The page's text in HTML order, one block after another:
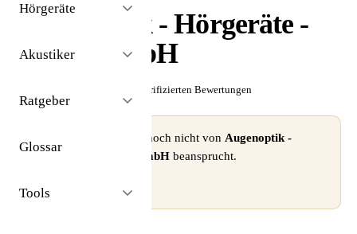
Hörgeräte
Akustiker
Ratgeber
Glossar
Tools
Augenoptik - Hörgeräte -
Frisch GmbH
Noch keine verifizierten Bewertungen
⚠ Dieses Profil wurde noch nicht von Augenoptik -
Hörgeräte - Frisch GmbH beansprucht.